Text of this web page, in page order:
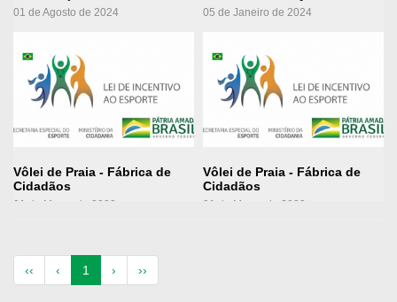
01 de Agosto de 2024 05 de Janeiro de 2024
Ver Projeto
Vôlei de Praia - Fábrica de
Cidadãos
01 de Março de 2023
Ver Projeto
Vôlei de Praia - Fábrica de
Cidadãos
01 de Março de 2023
‹‹ ‹ 1 (atual)
› ››